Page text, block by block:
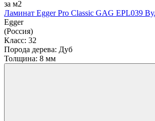
за м2
Ламинат Egger Pro Classic GAG EPL039
Egger
(Россия)
Класс: 32
Порода дерева: Дуб
Толщина: 8 мм